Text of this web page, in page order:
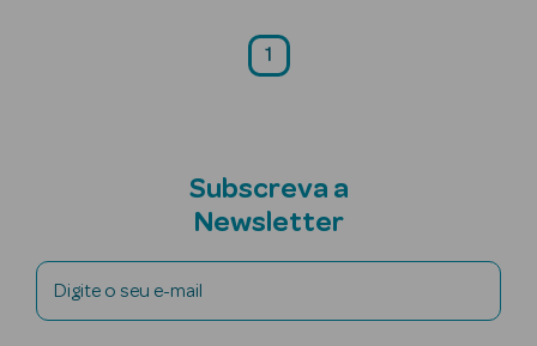
Solares Infantis
Bronzeadores
1
Subscreva a
Newsletter
Digite o seu e-mail